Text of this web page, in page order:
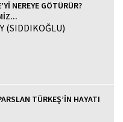
NEREYE GÖTÜRÜR?
(SIDDIKOĞLU)
TÜRKEŞ’İN HAYATI